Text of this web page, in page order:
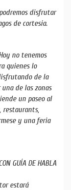
disfrutar
de cortesía.
no tenemos
quienes lo
de la
de las zonas
un paseo al
restaurants,
y una feria
GUÍA DE HABLA
estará